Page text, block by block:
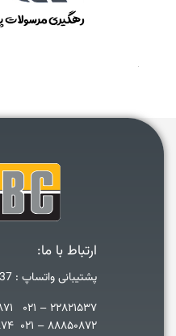
ارتباط با ما:
پشتیبانی واتساپ : 09122487237
۲۲۸۲۱۵۳۷ – ۰۲۱ ۸۸۸۵۰۸۷۱ – ۰۲۱
۸۸۸۵۰۸۷۲ – ۰۲۱ ۸۸۸۵۰۸۷۴ – ۰۲۱